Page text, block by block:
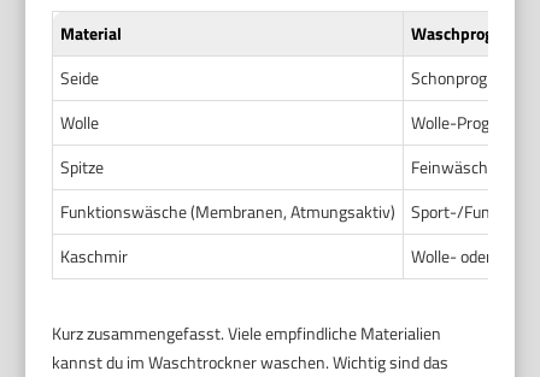
Material
Waschprogramm
Seide
Schonprogramm
Wolle
Wolle-Programm
Spitze
Feinwäsche oder
Funktionswäsche (Membranen, Atmungsaktiv)
Sport-/
Kaschmir
Wolle- oder
Kurz zusammengefasst. Viele empfindliche Materialien
kannst du im Waschtrockner waschen. Wichtig sind das